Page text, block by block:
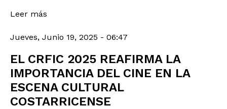
Leer más
Jueves, Junio 19, 2025 - 06:47
EL CRFIC 2025 REAFIRMA LA
IMPORTANCIA DEL CINE EN LA
ESCENA CULTURAL
COSTARRICENSE